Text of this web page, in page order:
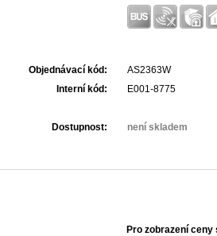
Objednávací kód:
AS2363W
Interní kód:
E001-8775
Dostupnost: není skladem
Pro zobrazení ceny